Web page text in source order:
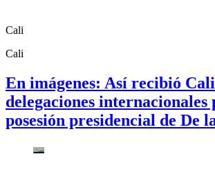
Cali
Cali
En imágenes: Así recibió
delegaciones internacionales
posesión presidencial de De